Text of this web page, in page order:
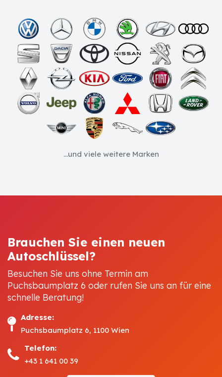
...und viele weitere Marken
Brauchen Sie einen neuen
Autoschlüssel?
Besuchen Sie uns ohne Termin am
Puchsbaumplatz 6 oder rufen Sie uns an für eine
schnelle Beratung!
Adresse:
Puchsbaumplatz 6, 1100 Wien
Telefon:
+43 1 641 00 39